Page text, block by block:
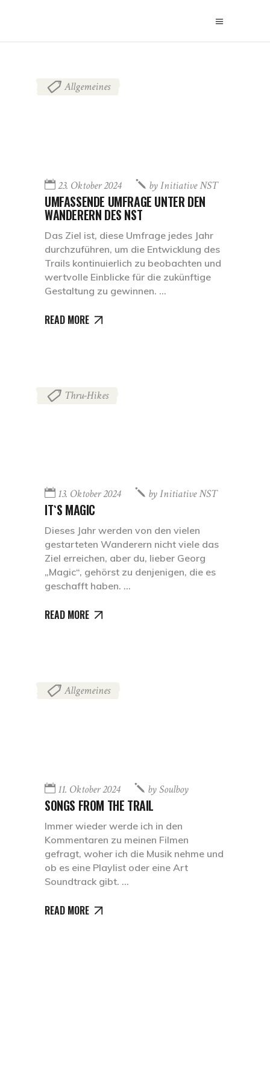
Allgemeines
23. Oktober 2024 byInitiative NST
UMFASSENDE UMFRAGE UNTER DEN
WANDERERN DES NST
Das Ziel ist, diese Umfrage jedes Jahr
durchzuführen, um die Entwicklung des
Trails kontinuierlich zu beobachten und
wertvolle Einblicke für die zukünftige
Gestaltung zu gewinnen.
READ MORE
Thru-Hikes
13. Oktober 2024 byInitiative NST
IT`S MAGIC
Dieses Jahr werden von den vielen
gestarteten Wanderern nicht viele das
Ziel erreichen, aber du, lieber Georg
„Magic“, gehörst zu denjenigen, die es
geschafft haben.
READ MORE
Allgemeines
11. Oktober 2024 bySoulboy
SONGS FROM THE TRAIL
Immer wieder werde ich in den
Kommentaren zu meinen Filmen
gefragt, woher ich die Musik nehme und
ob es eine Playlist oder eine Art
Soundtrack gibt.
READ MORE